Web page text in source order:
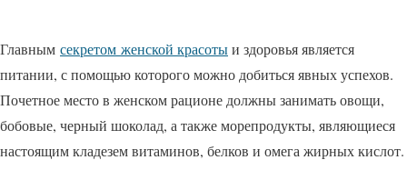
Главным секретом женской красотыи здоровья является
питании, с помощью которого можно добиться явных успехов.
Почетное место в женском рационе должны занимать овощи,
бобовые, черный шоколад, а также морепродукты, являющиеся
настоящим кладезем витаминов, белков и омега жирных кислот.